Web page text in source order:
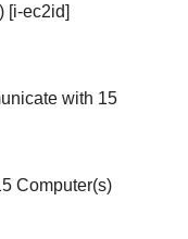
ec2id]
with 15
Computer(s)